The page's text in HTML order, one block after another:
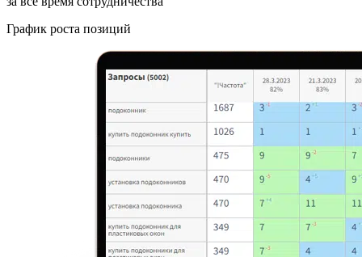
График роста позиций